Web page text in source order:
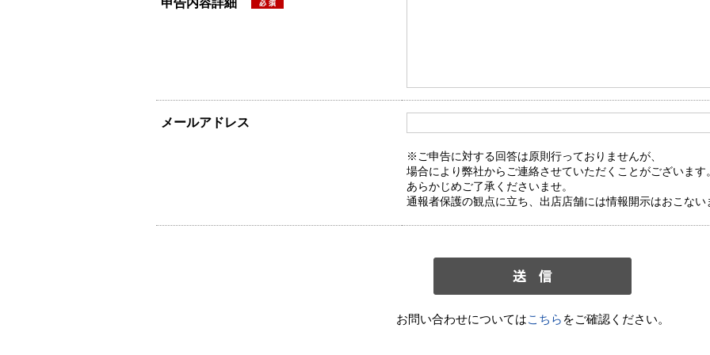
申告内容詳細
メールアドレス
※ご申告に対する回答は原則行っておりませんが、
場合により弊社からご連絡させていただくことがございます。
あらかじめご了承くださいませ。
通報者保護の観点に立ち、出店店舗には情報開示はおこない
お問い合わせについてはこちら をご確認ください。